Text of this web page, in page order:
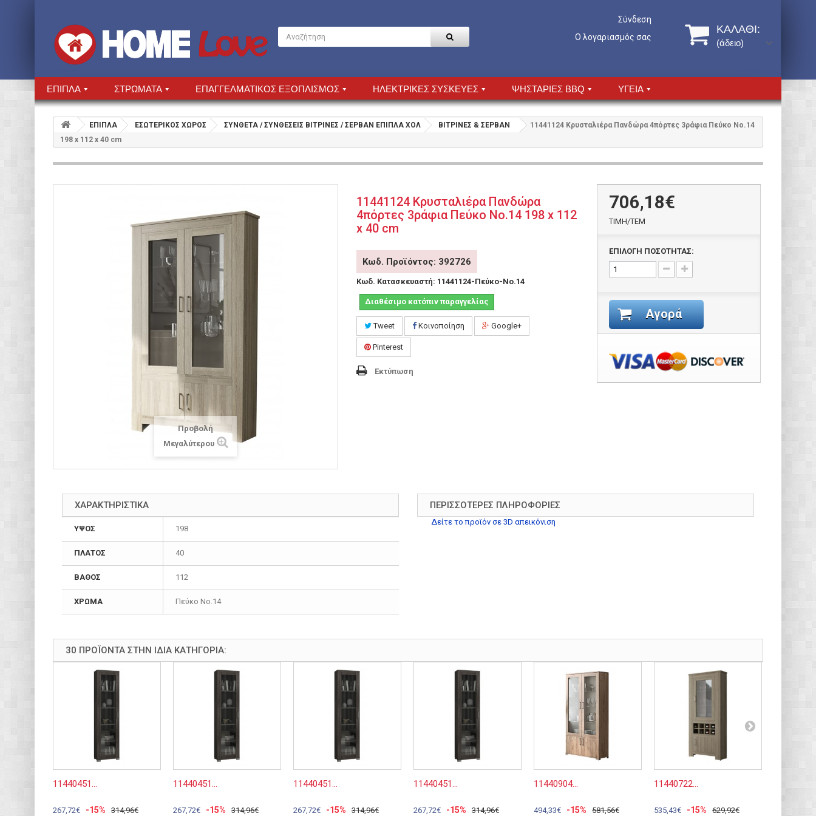
Σύνδεση
Ο λογαριασμός σας
ΚΑΛΆΘΙ:
(άδειο)
ΕΠΙΠΛΑ ΣΤΡΩΜΑΤΑ ΕΠΑΓΓΕΛΜΑΤΙΚΟΣ ΕΞΟΠΛΙΣΜΟΣ ΗΛΕΚΤΡΙΚΕΣ ΣΥΣΚΕΥΕΣ ΨΗΣΤΑΡΙΕΣ BBQ ΥΓΕΙΑ
ΕΠΙΠΛΑ ΕΣΩΤΕΡΙΚΟΣ ΧΩΡΟΣ ΣΥΝΘΕΤΑ / ΣΥΝΘΕΣΕΙΣ ΒΙΤΡΙΝΕΣ / ΣΕΡΒΑΝ ΕΠΙΠΛΑ ΧΟΛ ΒΙΤΡΙΝΕΣ & ΣΕΡΒΑΝ
11441124 Κρυσταλιέρα Πανδώρα 4πόρτες 3ράφια Πεύκο Νο.14
198 x 112 x 40 cm
Προβολή
Μεγαλύτερου
11441124 Κρυσταλιέρα Πανδώρα
4πόρτες 3ράφια Πεύκο Νο.14 198 x 112
x 40 cm
Κωδ. Προϊόντος: 392726
Κωδ. Κατασκευαστή: 11441124-Πεύκο-Νο.14
Διαθέσιμο κατόπιν παραγγελίας
Tweet Κοινοποίηση Google+
Pinterest
Εκτύπωση
706,18€
ΤΙΜH/ΤΕΜ
ΕΠΙΛΟΓΗ ΠΟΣΟΤΗΤΑΣ:
Αγορά
ΧΑΡΑΚΤΗΡΙΣΤΙΚΑ
ΥΨΟΣ 198
ΠΛΑΤΟΣ 40
ΒΑΘΟΣ 112
ΧΡΩΜΑ Πεύκο Νο.14
ΠΕΡΙΣΣΌΤΕΡΕΣ ΠΛΗΡΟΦΟΡΊΕΣ
Δείτε το προϊόν σε 3D απεικόνιση
30 ΠΡΟΪΌΝΤΑ ΣΤΗΝ ΊΔΙΑ ΚΑΤΗΓΟΡΊΑ:
11440451...
267,72€ -15% 314,96€
11440451...
267,72€ -15% 314,96€
11440451...
267,72€ -15% 314,96€
11440451...
267,72€ -15% 314,96€
11440904...
494,33€ -15% 581,56€
11440722...
535,43€ -15% 629,92€